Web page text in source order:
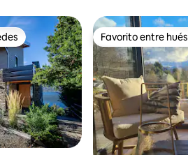
entre huéspedes Favorito entre
Favorito entre